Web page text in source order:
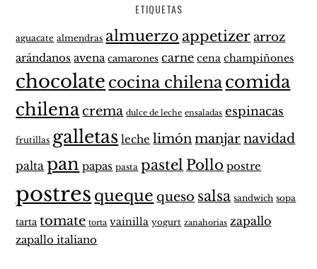
ETIQUETAS
aguacate almendras almuerzo appetizer arroz
arándanos avena camarones carne cena champiñones
chocolate cocina chilenacomida
chilenacrema dulce de leche ensaladas espinacas
frutillas galletas leche limón manjarnavidad
palta pan papas pasta pastel Pollo postre
postres queque queso salsa sandwich sopa
tarta tomate torta vainilla yogurt zanahorias zapallo
zapallo italiano